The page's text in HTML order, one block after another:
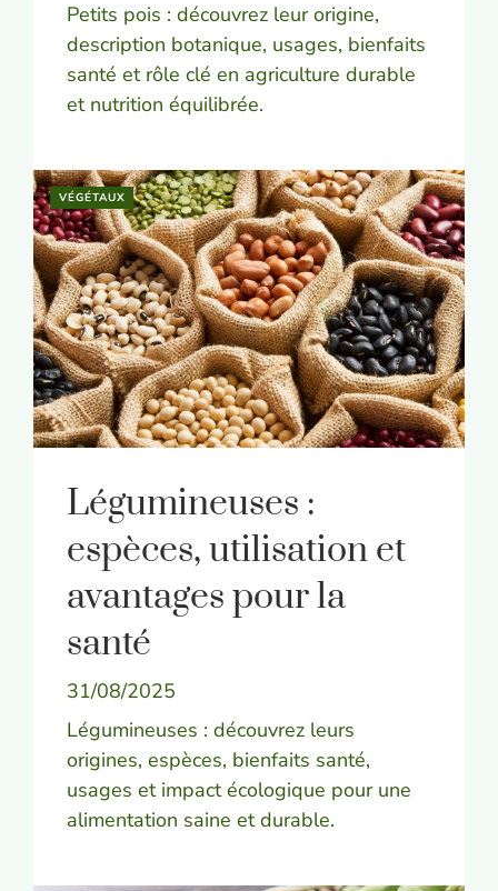
Petits pois : découvrez leur origine,
description botanique, usages, bienfaits
santé et rôle clé en agriculture durable
et nutrition équilibrée.
VÉGÉTAUX
Légumineuses :
espèces, utilisation et
avantages pour la
santé
31/08/2025
Légumineuses : découvrez leurs
origines, espèces, bienfaits santé,
usages et impact écologique pour une
alimentation saine et durable.